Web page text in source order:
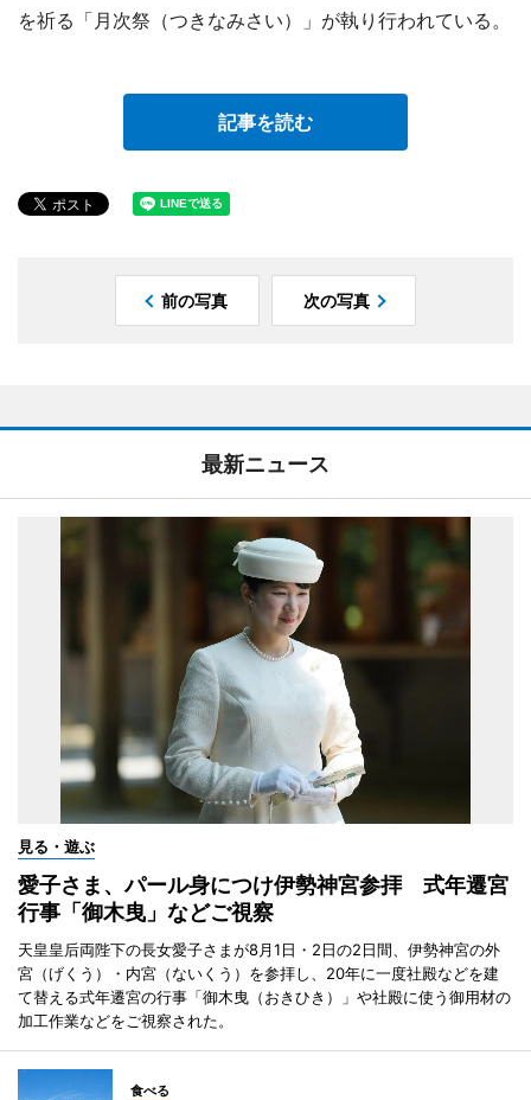
を祈る「月次祭（つきなみさい）」が執り行われている。
記事を読む
前の写真 次の写真
最新ニュース
見る・遊ぶ
愛子さま、パール身につけ伊勢神宮参拝 式年遷宮
行事「御木曳」などご視察
天皇皇后両陛下の長女愛子さまが8月1日・2日の2日間、伊勢神宮の外
宮（げくう）・内宮（ないくう）を参拝し、20年に一度社殿などを建
て替える式年遷宮の行事「御木曳（おきひき）」や社殿に使う御用材の
加工作業などをご視察された。
食べる